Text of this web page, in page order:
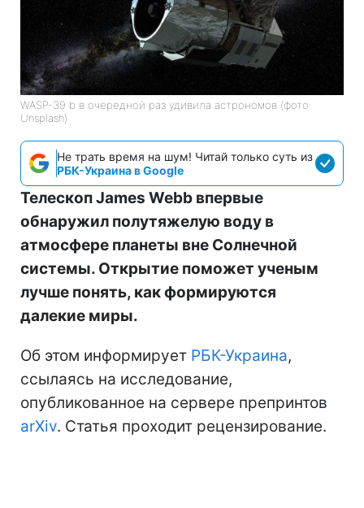
WASP-39 b в очередной раз удивила астрономов (фото:
Unsplash)
Не трать время на шум! Читай только суть из
РБК-Украина в Google
Телескоп James Webb впервые
обнаружил полутяжелую воду в
атмосфере планеты вне Солнечной
системы. Открытие поможет ученым
лучше понять, как формируются
далекие миры.
Об этом информирует РБК-Украина,
ссылаясь на исследование,
опубликованное на сервере препринтов
arXiv. Статья проходит рецензирование.